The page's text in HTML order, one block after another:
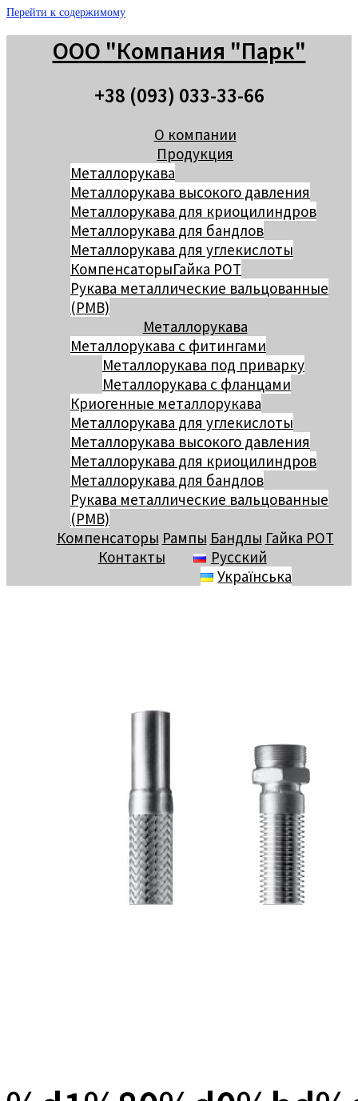
Перейти к содержимому
ООО "Компания "Парк"
+38 (093) 033-33-66
О компании
Продукция
Металлорукава
Металлорукава высокого давления
Металлорукава для криоцилиндров
Металлорукава для бандлов
Металлорукава для углекислоты
КомпенсаторыГайка РОТ
Рукава металлические вальцованные
(РМВ)
Металлорукава
Металлорукава с фитингами
Металлорукава под приварку
Металлорукава с фланцами
Криогенные металлорукава
Металлорукава для углекислоты
Металлорукава высокого давления
Металлорукава для криоцилиндров
Металлорукава для бандлов
Рукава металлические вальцованные
(РМВ)
Компенсаторы Рампы Бандлы Гайка РОТ
Контакты
Русский
Українська